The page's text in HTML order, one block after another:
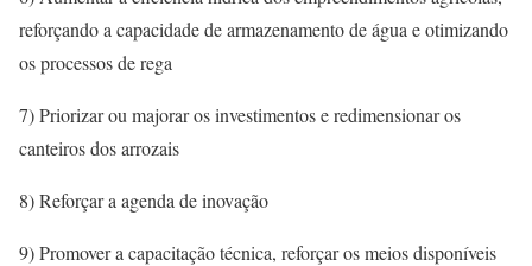
reforçando a capacidade de armazenamento de água e otimizando
os processos de rega
7) Priorizar ou majorar os investimentos e redimensionar os
canteiros dos arrozais
8) Reforçar a agenda de inovação
9) Promover a capacitação técnica, reforçar os meios disponíveis